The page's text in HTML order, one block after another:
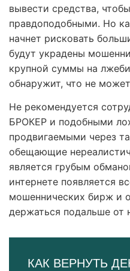
вывести средства,
правдоподобными. Но
начнет рисковать
будут украдены
крупной суммы на
обнаружит, что не
Не рекомендуется
БРОКЕР и подобными
продвигаемыми через
обещающие
является грубым
интернете появляется
мошеннических бирж и
держаться подальше от
КАК ВЕРНУТЬ